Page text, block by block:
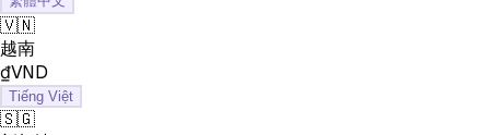
🇻🇳
越南
₫VND
Tiếng Việt
🇸🇬